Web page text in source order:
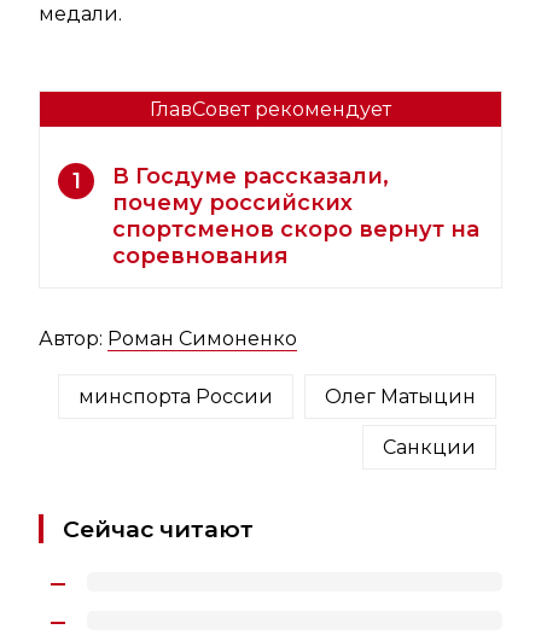
медали.
ГлавСовет рекомендует
1
В Госдуме рассказали,
почему российских
спортсменов скоро вернут на
соревнования
Автор: Роман Симоненко
минспорта России Олег Матыцин
Санкции
Сейчас читают